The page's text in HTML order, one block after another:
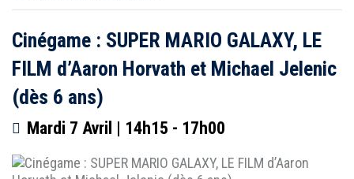
Cinégame : SUPER MARIO GALAXY, LE
FILM d’Aaron Horvath et Michael Jelenic
(dès 6 ans)
Mardi 7 Avril | 14h15 - 17h00